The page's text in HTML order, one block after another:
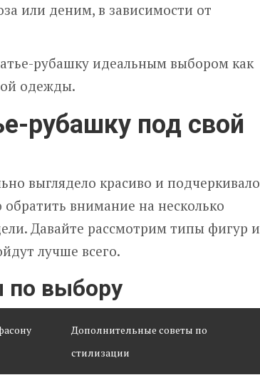
или деним, в зависимости от
рубашку идеальным выбором как
одежды.
рубашку под свой
выглядело красиво и подчеркивало
внимание на несколько
Давайте рассмотрим типы фигур и
лучше всего.
по выбору
Дополнительные советы по
стилизации